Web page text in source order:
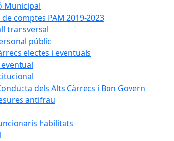
Municipal
comptes PAM 2019-2023
transversal
públic
electes i eventuals
dels Alts Càrrecs i Bon Govern
antifrau
habilitats